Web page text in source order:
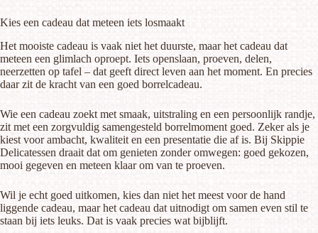
Kies een cadeau dat meteen iets losmaakt
Het mooiste cadeau is vaak niet het duurste, maar het cadeau dat
meteen een glimlach oproept. Iets openslaan, proeven, delen,
neerzetten op tafel – dat geeft direct leven aan het moment. En precies
daar zit de kracht van een goed borrelcadeau.
Wie een cadeau zoekt met smaak, uitstraling en een persoonlijk randje,
zit met een zorgvuldig samengesteld borrelmoment goed. Zeker als je
kiest voor ambacht, kwaliteit en een presentatie die af is. Bij Skippie
Delicatessen draait dat om genieten zonder omwegen: goed gekozen,
mooi gegeven en meteen klaar om van te proeven.
Wil je echt goed uitkomen, kies dan niet het meest voor de hand
liggende cadeau, maar het cadeau dat uitnodigt om samen even stil te
staan bij iets leuks. Dat is vaak precies wat bijblijft.